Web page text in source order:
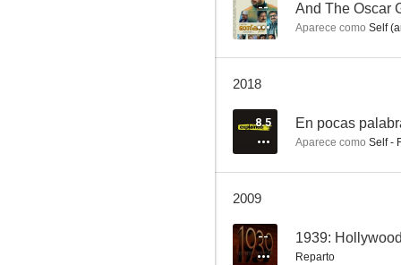
-- And The Oscar
Aparece como Self
2018
8.5 En pocas
Aparece como Self -
2009
-- 1939:
Reparto